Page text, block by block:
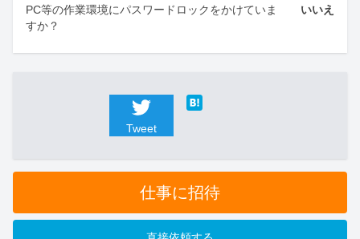
PC等の作業環境にパスワードロックをかけていま
すか？
いいえ
Tweet
仕事に招待